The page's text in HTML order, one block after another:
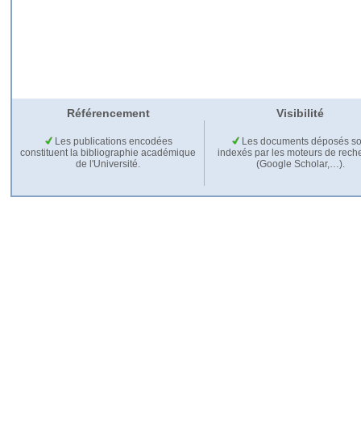
Référencement Visibilité
Les publications encodées
constituent la bibliographie académique
de l'Université.
Les documents déposés
indexés par les moteurs de
(Google Scholar,…).